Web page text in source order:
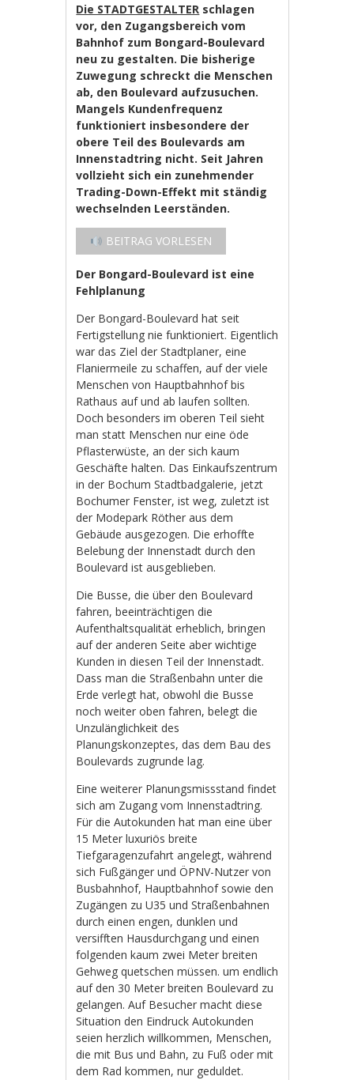
Die STADTGESTALTER schlagen
vor, den Zugangsbereich vom
Bahnhof zum Bongard-Boulevard
neu zu gestalten. Die bisherige
Zuwegung schreckt die Menschen
ab, den Boulevard aufzusuchen.
Mangels Kundenfrequenz
funktioniert insbesondere der
obere Teil des Boulevards am
Innenstadtring nicht. Seit Jahren
vollzieht sich ein zunehmender
Trading-Down-Effekt mit ständig
wechselnden Leerständen.
BEITRAG VORLESEN
Der Bongard-Boulevard ist eine
Fehlplanung
Der Bongard-Boulevard hat seit
Fertigstellung nie funktioniert. Eigentlich
war das Ziel der Stadtplaner, eine
Flaniermeile zu schaffen, auf der viele
Menschen von Hauptbahnhof bis
Rathaus auf und ab laufen sollten.
Doch besonders im oberen Teil sieht
man statt Menschen nur eine öde
Pflasterwüste, an der sich kaum
Geschäfte halten. Das Einkaufszentrum
in der Bochum Stadtbadgalerie, jetzt
Bochumer Fenster, ist weg, zuletzt ist
der Modepark Röther aus dem
Gebäude ausgezogen. Die erhoffte
Belebung der Innenstadt durch den
Boulevard ist ausgeblieben.
Die Busse, die über den Boulevard
fahren, beeinträchtigen die
Aufenthaltsqualität erheblich, bringen
auf der anderen Seite aber wichtige
Kunden in diesen Teil der Innenstadt.
Dass man die Straßenbahn unter die
Erde verlegt hat, obwohl die Busse
noch weiter oben fahren, belegt die
Unzulänglichkeit des
Planungskonzeptes, das dem Bau des
Boulevards zugrunde lag.
Eine weiterer Planungsmissstand findet
sich am Zugang vom Innenstadtring.
Für die Autokunden hat man eine über
15 Meter luxuriös breite
Tiefgaragenzufahrt angelegt, während
sich Fußgänger und ÖPNV-Nutzer von
Busbahnhof, Hauptbahnhof sowie den
Zugängen zu U35 und Straßenbahnen
durch einen engen, dunklen und
versifften Hausdurchgang und einen
folgenden kaum zwei Meter breiten
Gehweg quetschen müssen. um endlich
auf den 30 Meter breiten Boulevard zu
gelangen. Auf Besucher macht diese
Situation den Eindruck Autokunden
seien herzlich willkommen, Menschen,
die mit Bus und Bahn, zu Fuß oder mit
dem Rad kommen, nur geduldet.